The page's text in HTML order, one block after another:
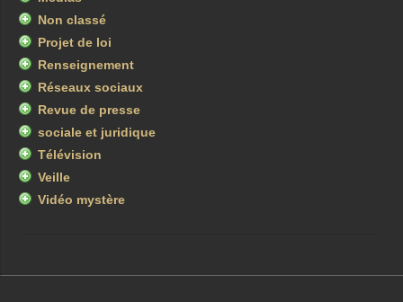
Non classé
Projet de loi
Renseignement
Réseaux sociaux
Revue de presse
sociale et juridique
Télévision
Veille
Vidéo mystère